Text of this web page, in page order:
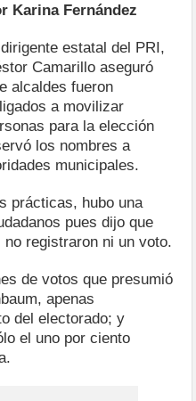
Karina Fernández
estatal del PRI,
Camarillo aseguró
alcaldes fueron
a movilizar
para la elección
los nombres a
municipales.
prácticas, hubo una
pues dijo que
registraron ni un voto.
de votos que presumió
apenas
del electorado; y
el uno por ciento